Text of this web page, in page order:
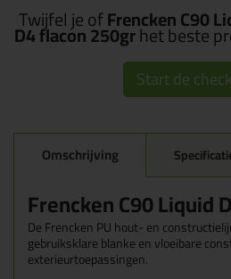
Twijfel je ofFrencken C90
D4 flacon 250grhet beste
Start de check
Omschrijving
Frencken C90 Liquid
De Frencken PU hout- en
gebruiksklare blanke en vloeibare
exterieurtoepassingen.